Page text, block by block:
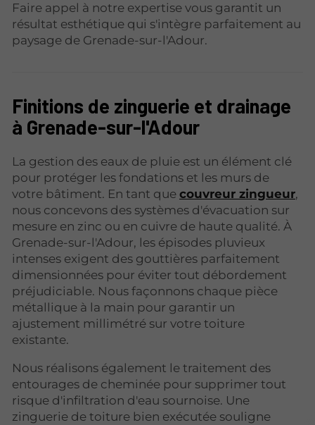
Faire appel à notre expertise vous garantit un
résultat esthétique qui s'intègre parfaitement au
paysage de Grenade-sur-l'Adour.
Finitions de zinguerie et drainage
à Grenade-sur-l'Adour
La gestion des eaux de pluie est un élément clé
pour protéger les fondations et les murs de
votre bâtiment. En tant que couvreur zingueur,
nous concevons des systèmes d'évacuation sur
mesure en zinc ou en cuivre de haute qualité. À
Grenade-sur-l'Adour, les épisodes pluvieux
intenses exigent des gouttières parfaitement
dimensionnées pour éviter tout débordement
préjudiciable. Nous façonnons chaque pièce
métallique à la main pour garantir un
ajustement millimétré sur votre toiture
existante.
Nous réalisons également le traitement des
entourages de cheminée pour supprimer tout
risque d'infiltration d'eau sournoise. Une
zinguerie de toiture bien exécutée souligne